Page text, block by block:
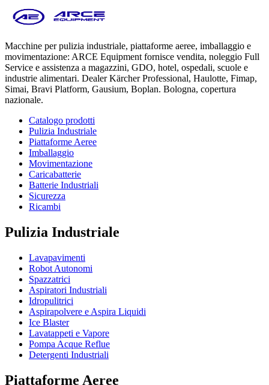
Macchine per pulizia industriale, piattaforme aeree, imballaggio e
movimentazione: ARCE Equipment fornisce vendita, noleggio Full
Service e assistenza a magazzini, GDO, hotel, ospedali, scuole e
industrie alimentari. Dealer Kärcher Professional, Haulotte, Fimap,
Simai, Bravi Platform, Gausium, Boplan. Bologna, copertura
nazionale.
Catalogo prodotti
Pulizia Industriale
Piattaforme Aeree
Imballaggio
Movimentazione
Caricabatterie
Batterie Industriali
Sicurezza
Ricambi
Pulizia Industriale
Lavapavimenti
Robot Autonomi
Spazzatrici
Aspiratori Industriali
Idropulitrici
Aspirapolvere e Aspira Liquidi
Ice Blaster
Lavatappeti e Vapore
Pompa Acque Reflue
Detergenti Industriali
Piattaforme Aeree